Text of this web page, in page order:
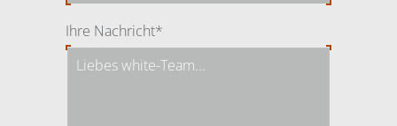
Pflichtfeld
Ihre Nachricht*